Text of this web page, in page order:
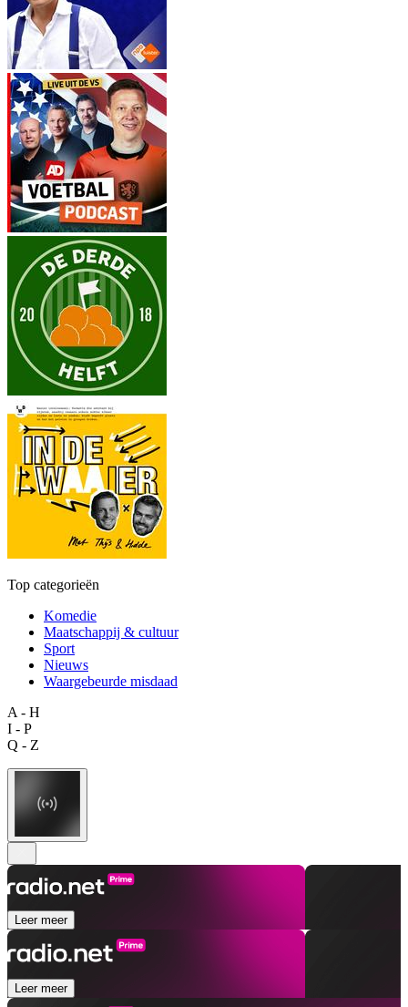
Top categorieën
Komedie
Maatschappij & cultuur
Sport
Nieuws
Waargebeurde misdaad
A - H
I - P
Q - Z
Leer meer
Leer meer